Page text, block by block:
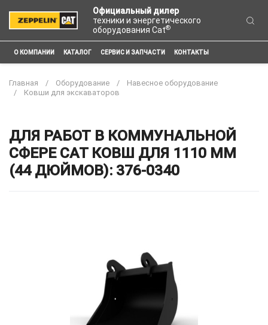
Официальный дилер
техники и энергетического
оборудования Cat®
О КОМПАНИИ КАТАЛОГ СЕРВИС И ЗАПЧАСТИ КОНТАКТЫ
Главная Оборудование
Навесное оборудование
Ковши для экскаваторов
ДЛЯ РАБОТ В КОММУНАЛЬНОЙ
СФЕРЕ CAT КОВШ ДЛЯ 1110 ММ
(44 ДЮЙМОВ): 376-0340